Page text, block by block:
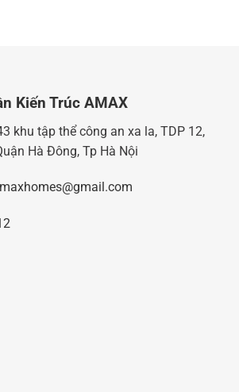
Kiến Trúc AMAX
khu tập thể công an xa la, TDP 12,
Hà Đông, Tp Hà Nội